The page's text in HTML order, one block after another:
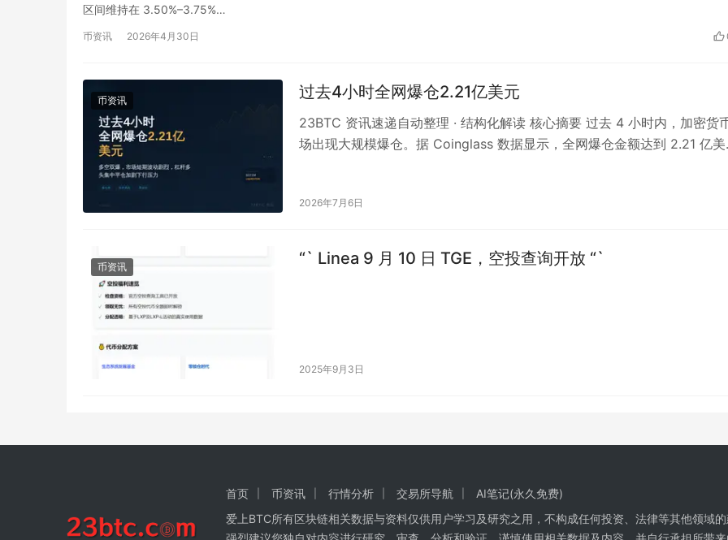
区间维持在 3.50%–3.75%…
币资讯 2026年4月30日
币资讯 过去4小时全网爆仓2.21亿美元
23BTC 资讯速递自动整理 · 结构化解读 核心摘要 过去 4 小时内，加密货
场出现大规模爆仓。据 Coinglass 数据显示，全网爆仓金额达到 2.21 亿美
2026年7月6日
币资讯 “` Linea 9 月 10 日 TGE，空投查询开放 “`
2025年9月3日
首页 币资讯 行情分析 交易所导航
AI笔记(永久免费)
爱上BTC所有区块链相关数据与资料仅供用户学习及研究之用，不构成任何投资、法律等其他领域